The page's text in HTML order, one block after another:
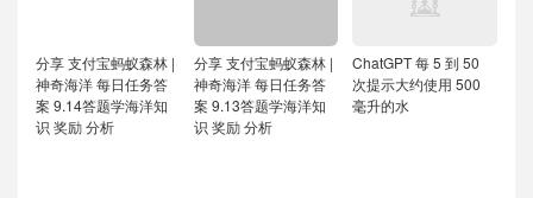
分享 支付宝蚂蚁森林 |
神奇海洋 每日任务答
案 9.14答题学海洋知
识 奖励 分析
分享 支付宝蚂蚁森林 |
神奇海洋 每日任务答
案 9.13答题学海洋知
识 奖励 分析
ChatGPT 每 5 到 50
次提示大约使用 500
毫升的水